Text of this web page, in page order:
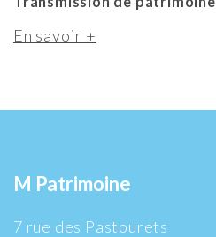
En savoir +
M Patrimoine
7 rue des Pastourets